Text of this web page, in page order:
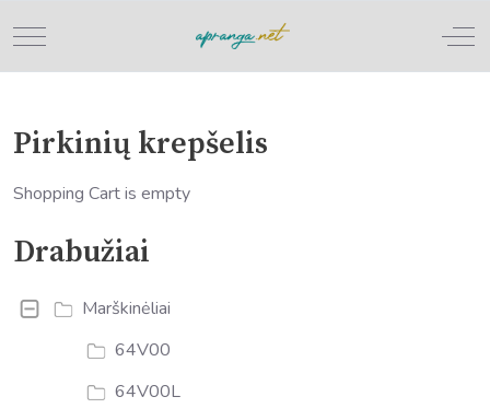
Mobile Menu Toggle
Pirkinių krepšelis
Shopping Cart is empty
Drabužiai
Marškinėliai
64V00
64V00L